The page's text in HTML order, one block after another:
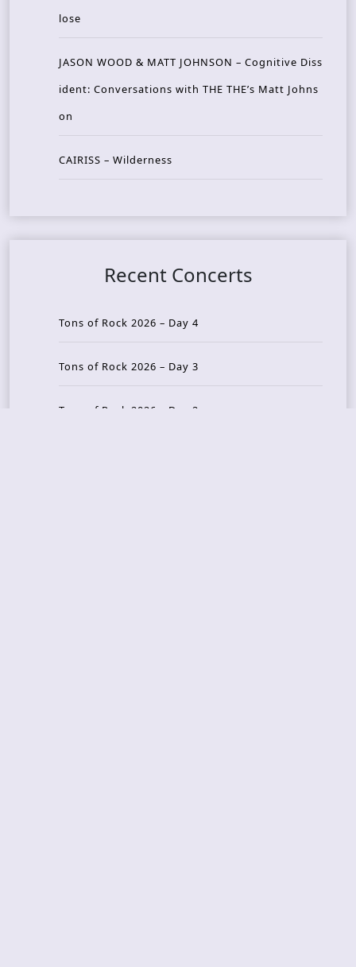
lose
JASON WOOD & MATT JOHNSON – Cognitive Diss
ident: Conversations with THE THE’s Matt Johns
on
CAIRISS – Wilderness
Recent Concerts
Tons of Rock 2026 – Day 4
Tons of Rock 2026 – Day 3
Tons of Rock 2026 – Day 2